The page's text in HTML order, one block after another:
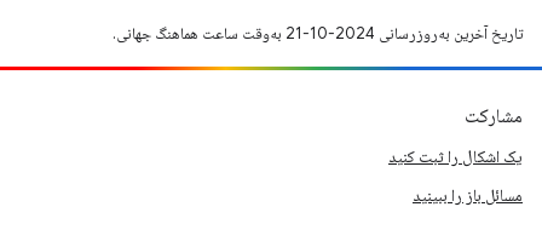
تاریخ آخرین به‌روزرسانی 2024-10-21 به‌وقت ساعت هماهنگ جهانی.
مشارکت
یک اشکال را ثبت کنید
مسائل باز را ببینید